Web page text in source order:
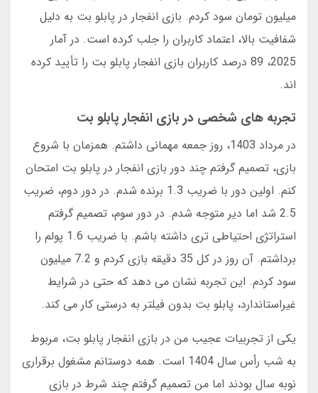
میلیون تومان سود کردم. بازی انفجار در پابلو بت به دلیل
شفافیت بالا، اعتماد کاربران را جلب کرده است. در آمار
2025، 89 درصد کاربران بازی انفجار پابلو بت را تأیید کرده
اند.
تجربه های شخصی در بازی انفجار پابلو بت
در مرداد 1403، روز جمعه مهمانی داشتم. همزمان با شروع
بازی، تصمیم گرفتم چند دور بازی انفجار در پابلو بت امتحان
کنم. اولین دور با ضریب 1.3 برنده شدم. در دور دوم، ضریب
2.5 شد اما دیر متوجه شدم. در دور سوم، تصمیم گرفتم
استراتژی احتیاطی تری داشته باشم. با ضریب 1.6 پولم را
برداشتم. آن روز در کل 35 دقیقه بازی کردم و 7.2 میلیون
سود کردم. این تجربه نشان می دهد که حتی در شرایط
غیراستاندارد، پابلو بت بدون فیلتر به درستی کار می کند.
یکی از تجربیات عجیب من در بازی انفجار پابلو بت، مربوط
به شب رأس سال 1404 است. همه دوستانم مشغول برقراری
نوبه سال بودند اما من تصمیم گرفتم چند شرط در بازی